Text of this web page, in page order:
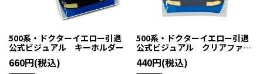
500系・ドクターイエロー引退
公式ビジュアル キーホルダー
660円(税込)
500系・ドクターイエロー引退
公式ビジュアル クリアファイ
ル
440円(税込)